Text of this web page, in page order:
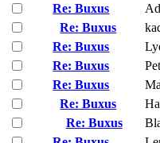
Re: Buxus
Re: Buxus
Re: Buxus
Re: Buxus
Re: Buxus
Re: Buxus
Re: Buxus